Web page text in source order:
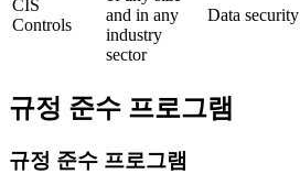
CIS
Controls
and in any
industry
sector
Data security
규정 준수 프로그램
규정 준수 프로그램